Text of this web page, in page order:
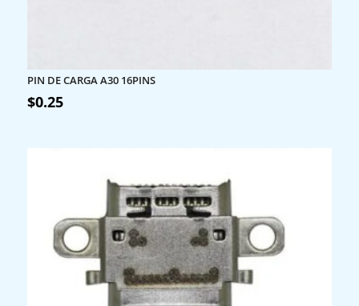
PIN DE CARGA A30 16PINS
$0.25